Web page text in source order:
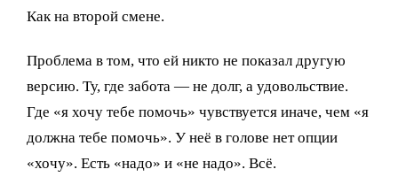
Как на второй смене.
Проблема в том, что ей никто не показал другую
версию. Ту, где забота — не долг, а удовольствие.
Где «я хочу тебе помочь» чувствуется иначе, чем «я
должна тебе помочь». У неё в голове нет опции
«хочу». Есть «надо» и «не надо». Всё.